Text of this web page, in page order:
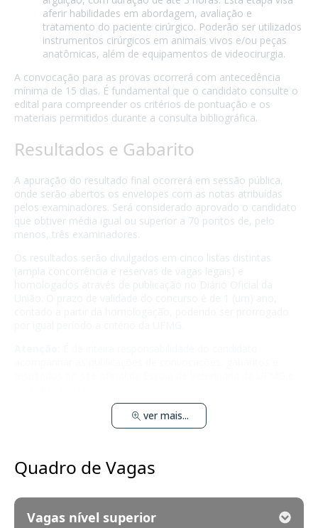
aferir habilidades em abordagem, avaliação e
tratamento do paciente cirúrgico. Poderão ser utilizados
instrumentos cirúrgicos em animais vivos e/ou peças
anatômicas, além de equipamentos de videocirurgia.
A convocação para as provas ocorrerá com antecedência
mínima de 15 dias. É fundamental que o candidato consulte o
edital para compreender os critérios de pontuação e os
materiais permitidos durante a consulta bibliográfica.
Resultados e Gabarito
A apuração do resultado final ocorrerá em sessão pública,
onde serão abertos os envelopes com as notas atribuídas
pelos examinadores. Será considerado aprovado o candidato
que obtiver média igual ou superior a 70 pontos de, pelo
menos, três examinadores.
Os resultados serão divulgados em cinco listas distintas
ver mais...
Quadro de Vagas
Vagas nível superior